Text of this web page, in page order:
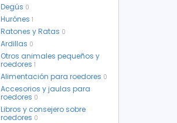
Degús 0
Hurónes 1
Ratones y Ratas 0
Ardillas 0
Otros animales pequeños y
roedores 1
Alimentación para roedores 0
Accesorios y jaulas para
roedores 0
Libros y consejero sobre
roedores 0